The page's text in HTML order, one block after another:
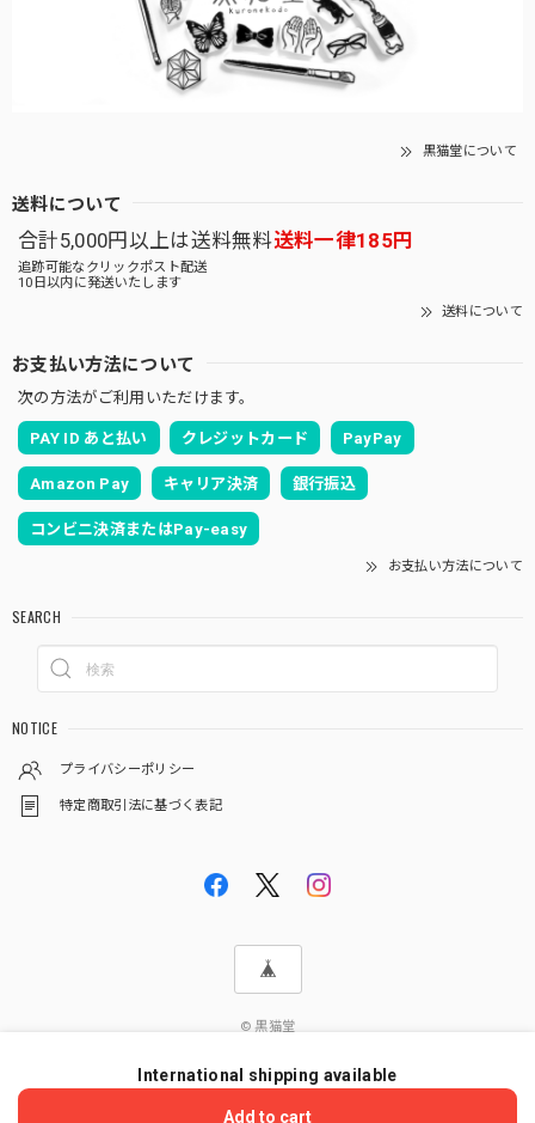
黒猫堂について
送料について
合計5,000円以上は送料無料送料一律185円
追跡可能なクリックポスト配送
10日以内に発送いたします
送料について
お支払い方法について
次の方法がご利用いただけます。
PAY ID あと払い クレジットカード PayPay
Amazon Pay キャリア決済 銀行振込
コンビニ決済またはPay-easy
お支払い方法について
SEARCH
NOTICE
プライバシーポリシー
特定商取引法に基づく表記
© 黒猫堂
International shipping available
Add to cart
ショップに質問する